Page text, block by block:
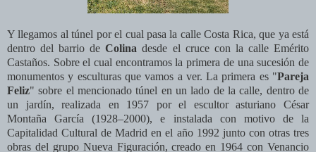
Y llegamos al túnel por el cual pasa la calle Costa Rica, que ya está
dentro del barrio deColina desde el cruce con la calle Emérito
Castaños. Sobre el cual encontramos la primera de una sucesión de
monumentos y esculturas que vamos a ver.La primera es "Pareja
Feliz" sobre el mencionado túnel en un lado de la calle, dentro de
un jardín,realizada en 1957 por el escultor asturiano César
Montaña García(1928–2000), e instalada con motivo de la
Capitalidad Cultural deMadrid en el año 1992 junto con otras tres
obras del grupo Nueva Figuración, creado en 1964 con Venancio